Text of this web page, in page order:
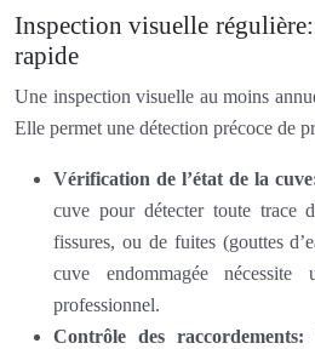
Inspection visuelle
rapide
Une inspection visuelle au moins
Elle permet une détection précoce de
Vérification de l’état de la
cuve pour détecter toute trace
fissures, ou de fuites (gouttes
cuve endommagée
professionnel.
Contrôle des raccordements: